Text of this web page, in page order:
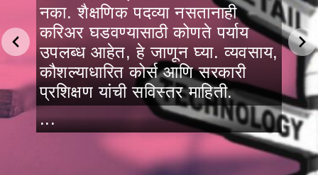
नका. शैक्षणिक पदव्या नसतानाही
करिअर घडवण्यासाठी कोणते पर्याय
उपलब्ध आहेत, हे जाणून घ्या. व्यवसाय,
कौशल्याधारित कोर्स आणि सरकारी
प्रशिक्षण यांची सविस्तर माहिती.
...